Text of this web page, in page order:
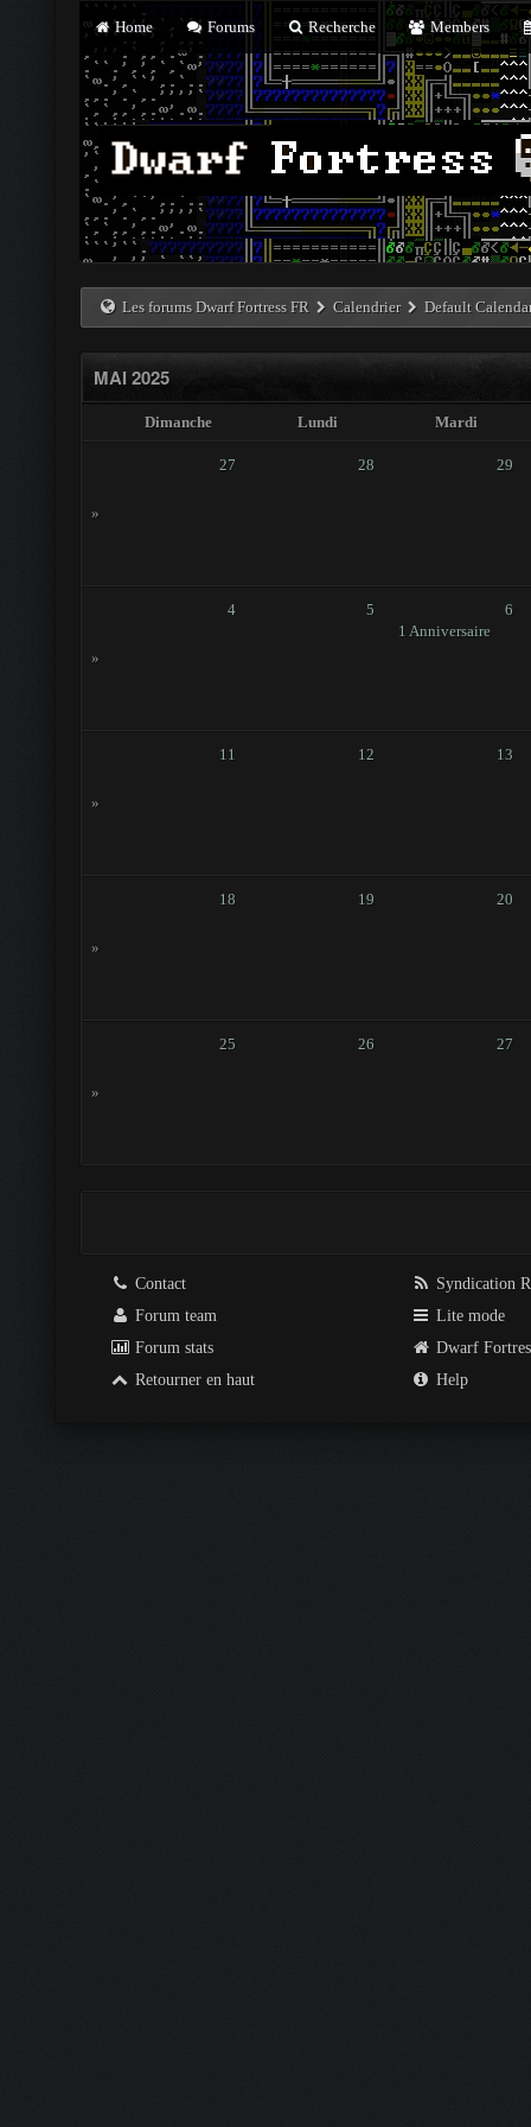
Home Forums Recherche Members
Les forums Dwarf Fortress FR Calendrier Default
MAI 2025
Dimanche Lundi Mardi
»
27 28 29
»
4 5
6
1 Anniversaire
»
11 12 13
»
18 19 20
»
25 26 27
Contact
Forum team
Forum stats
Retourner en haut
Syndication
Lite mode
Dwarf
Help